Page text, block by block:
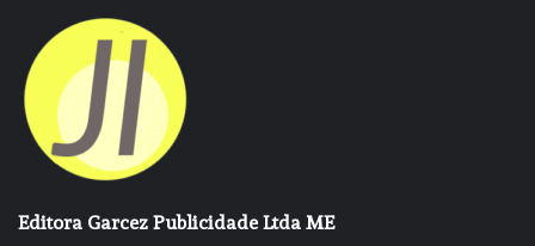
Editora Garcez Publicidade Ltda ME